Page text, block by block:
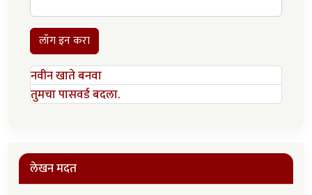
लॉग इन करा
नवीन खाते बनवा
तुमचा पासवर्ड बदला.
लेखन मदत